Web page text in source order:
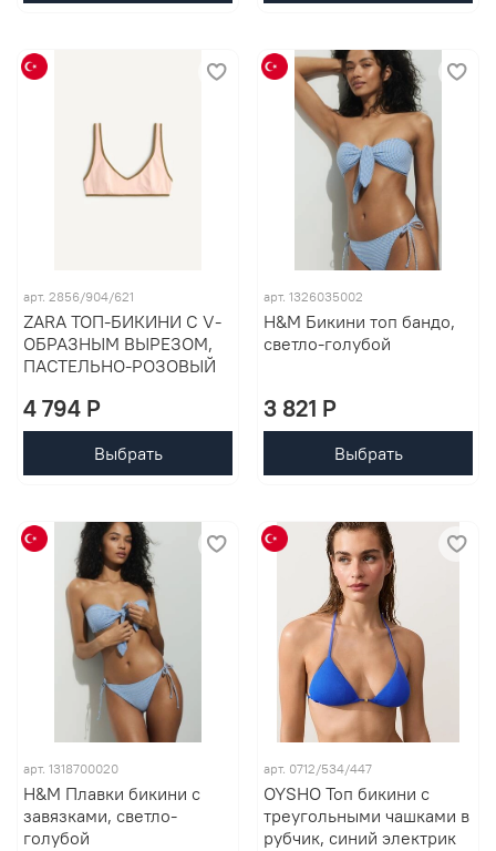
арт. 2856/904/621
ZARA ТОП-БИКИНИ С V-
ОБРАЗНЫМ ВЫРЕЗОМ,
ПАСТЕЛЬНО-РОЗОВЫЙ
4 794 P
Выбрать
арт. 1326035002
H&M Бикини топ бандо,
светло-голубой
3 821 P
Выбрать
арт. 1318700020
H&M Плавки бикини с
завязками, светло-
голубой
арт. 0712/534/447
OYSHO Топ бикини с
треугольными чашками в
рубчик, синий электрик